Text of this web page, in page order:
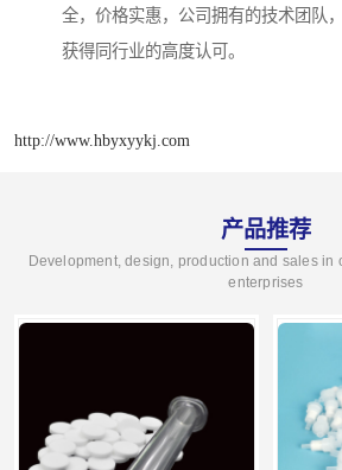
全，价格实惠，公司拥有的技术团队
获得同行业的高度认可。
http://www.hbyxyykj.com
产品推荐
Development, design, production and sales in
enterprises